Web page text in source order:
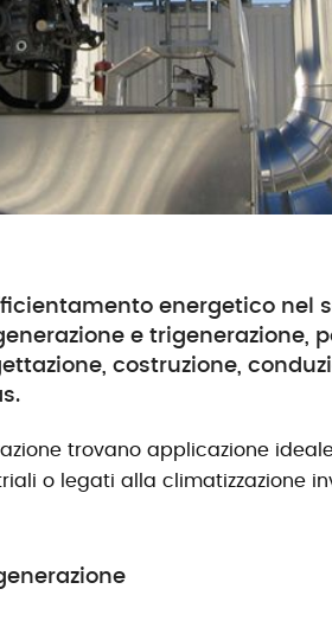
energetico nel
e trigenerazione,
costruzione,
trovano applicazione
o legati alla climatizzazione